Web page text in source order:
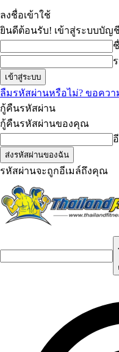
ลงชื่อเข้าใช้
ยินดีต้อนรับ! เข้าสู่ระบบบั
ลืมรหัสผ่านหรือไม่? ขอควา
กู้คืนรหัสผ่าน
กู้คืนรหัสผ่านของคุณ
รหัสผ่านจะถูกอีเมล์ถึงคุณ